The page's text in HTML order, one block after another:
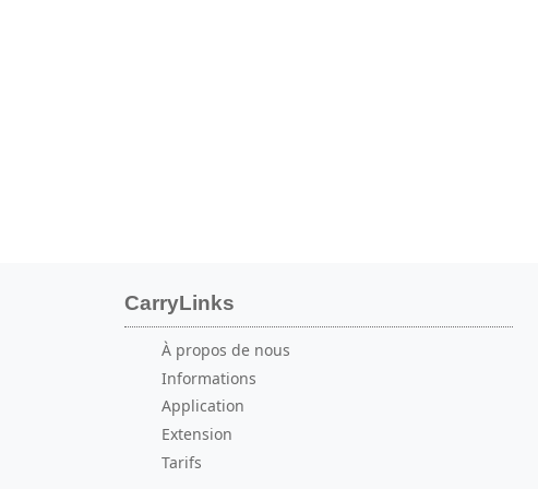
CarryLinks
À propos de nous
Informations
Application
Extension
Tarifs